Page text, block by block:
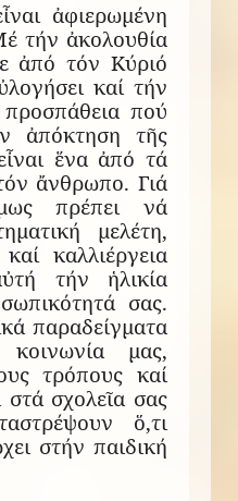
ἀφιερωμένη
τήν ἀκολουθία
ἀπό τόν Κύριό
καί τήν
πού
ἀπόκτηση τῆς
ἕνα ἀπό τά
ἄνθρωπο. Γιά
πρέπει νά
μελέτη,
καλλιέργεια
τήν ἡλικία
σας.
παραδείγματα
μας,
τρόπους καί
σχολεῖα σας
ὅ,τι
στήν παιδική